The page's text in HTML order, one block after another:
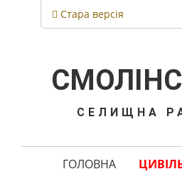
Стара версія
СЕЛИЩНА
ГОЛОВНА